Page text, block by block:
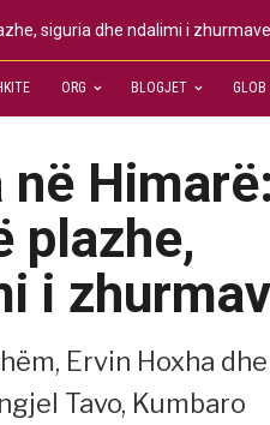
siguria dhe ndalimi i zhurmave
ORG BLOGJET GLOB
në Himarë:
plazhe,
i
Ervin Hoxha dhe
Tavo, Kumbaro